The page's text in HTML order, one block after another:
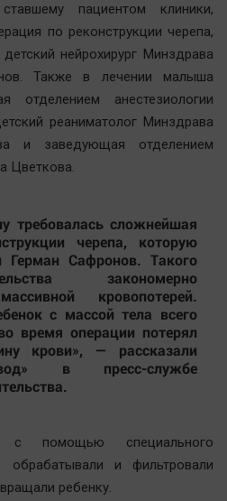
пациентом клиники,
по реконструкции черепа,
нейрохирург Минздрава
Также в лечении малыша
отделением анестезиологии
реаниматолог Минздрава
и заведующая отделением
Цветкова.
требовалась сложнейшая
черепа, которую
Герман Сафронов. Такого
закономерно
кровопотерей.
с массой тела всего
время операции потерял
крови», — рассказали
в пресс-службе
помощью специального
обрабатывали и фильтровали
ребенку.